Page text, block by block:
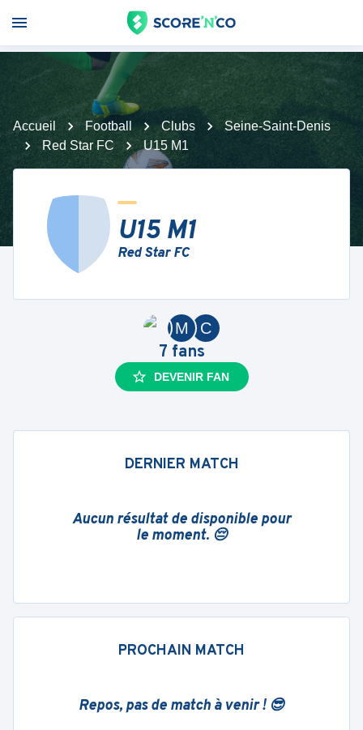
Accueil Football Clubs
Seine-Saint-Denis
Red Star FC
U15 M1
U15 M1
Red Star FC
C
M
7 fans
DEVENIR FAN
DERNIER MATCH
Aucun résultat de disponible pour
le moment. 😔
PROCHAIN MATCH
Repos, pas de match à venir ! 😎